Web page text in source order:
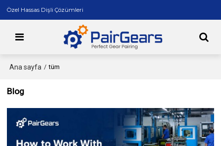
Özel Hassas Dişli Çözümleri
Ana sayfa / tüm
Blog